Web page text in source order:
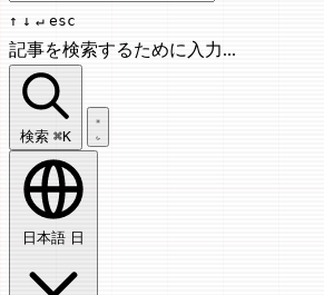
↑ ↓ ↵ esc
記事を検索するために入力...
記事を検索...
検索 ⌘K
日本語 日